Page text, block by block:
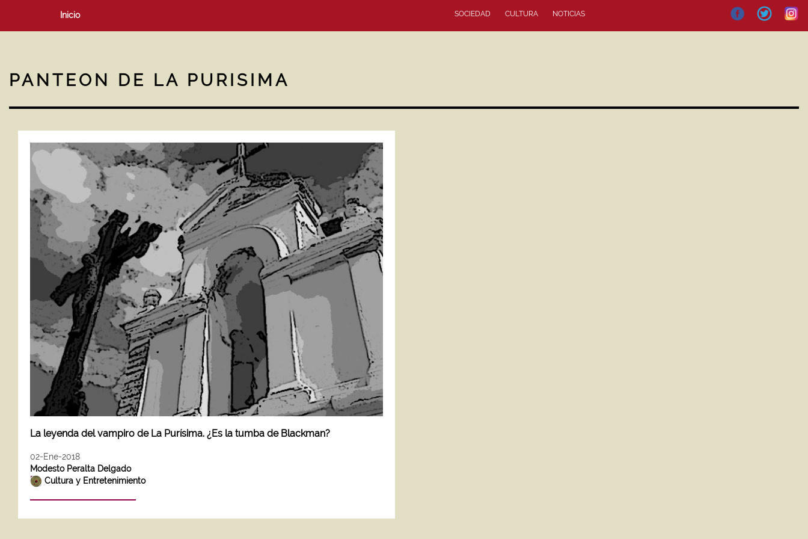
Inicio SOCIEDAD CULTURA NOTICIAS
PANTEON DE LA PURISIMA
La leyenda del vampiro de La Purísima. ¿Es la tumba de Blackman?
02-Ene-2018
Modesto Peralta Delgado
Cultura y Entretenimiento